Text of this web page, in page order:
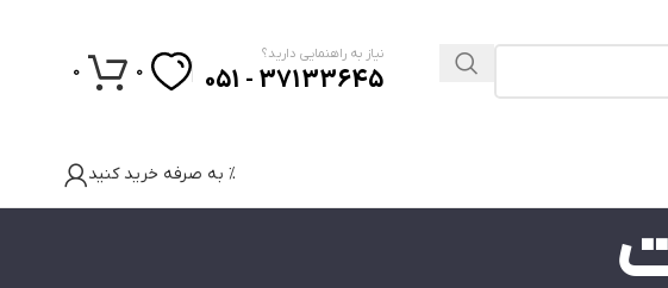
نیاز به راهنمایی دارید؟
37133645 - 051
0
0
% به صرفه خرید کنید